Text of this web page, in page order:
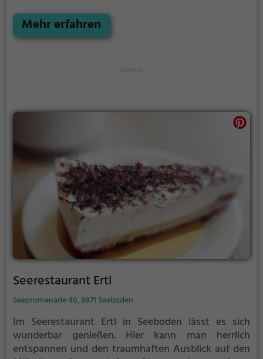
den Feierabend entspannt ausklingen lassen möchte
- hier ist man genau richtig. Das freundliche Personal
Mehr erfahren
Seerestaurant Ertl
Seepromenade 40, 9871 Seeboden
Im Seerestaurant Ertl in Seeboden lässt es sich
wunderbar genießen. Hier kann man herrlich
entspannen und den traumhaften Ausblick auf den